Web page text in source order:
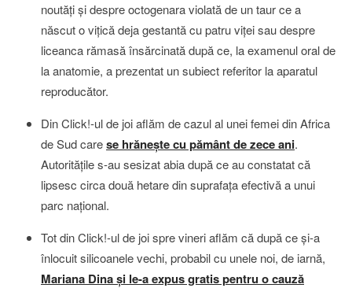
noutăţi şi despre octogenara violată de un taur ce a
născut o viţică deja gestantă cu patru viţei sau despre
liceanca rămasă însărcinată după ce, la examenul oral de
la anatomie, a prezentat un subiect referitor la aparatul
reproducător.
Din Click!-ul de joi aflăm de cazul al unei femei din Africa
de Sud carese hrăneşte cu pământ de zece ani.
Autorităţile s-au sesizat abia după ce au constatat că
lipsesc circa două hetare din suprafaţa efectivă a unui
parc naţional.
Tot din Click!-ul de joi spre vineri aflăm că după ce şi-a
înlocuit silicoanele vechi, probabil cu unele noi, de iarnă,
Mariana Dina şi le-a expus gratis pentru o cauză